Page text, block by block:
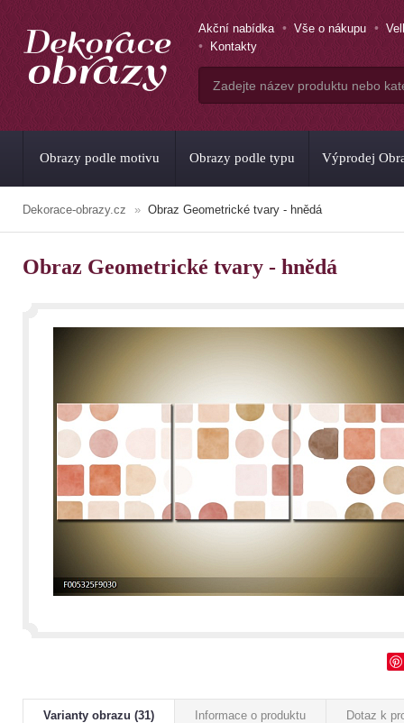
Akční nabídka Vše o nákupu
Kontakty
Obrazy podle motivu Obrazy podle typu Výprodej
Dekorace-obrazy.cz Obraz Geometrické tvary - hnědá
Obraz Geometrické tvary - hnědá
Varianty obrazu (31) Informace o produktu Dotaz k